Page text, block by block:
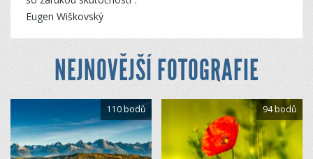
Eugen Wiškovský
NEJNOVĚJŠÍ FOTOGRAFIE
110 bodů 94 bodů